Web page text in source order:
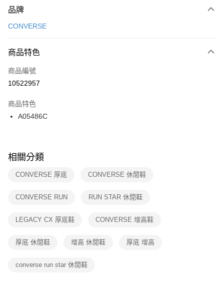
台灣樂天信用卡公司
【關於「AFTEE先享後付」】
便利好安心！
３．安心：先確認商品／服務後，再付款。
【「AFTEE先享後付」結帳流程】
１．於結帳方式選擇「AFTEE先享後付」後，將跳轉至「AFTEE先享後付」
２．訂單成立數日內，您將收到繳費通知簡訊。
３．收到繳費通知簡訊後14天內，點擊此簡訊中的連結，可透過四大超商／
ATM／網路銀行／等多元方式進行付款，方視為交易完成。
※ 交易是否成功請以「AFTEE先享後付 」之結帳頁面顯示為準，若有關於
是否繳費成功／繳費後需取消欲退款等相關疑問，請聯繫「AFTEE先享後付
客戶支援中心」 https://netprotections.freshdesk.com/support/home
１．透過由恩沛科技股份有限公司提供之「AFTEE先享後付」服務完成之交
權轉讓予恩沛科技股份有限公司。
３．未成年的使用者請事先徵得法定代理人或監護人之同意方可使用
任。
運送方式
每筆NT$100，滿NT$1,500(含以上)免運費
宅配
每筆NT$100，滿NT$1,500(含以上)免運費
付款後門市自取
每筆NT$100，滿NT$1,500(含以上)免運費
品牌
CONVERSE
商品特色
商品編號
10522957
商品特色
A05486C
相關分類
CONVERSE 厚底 CONVERSE 休閒鞋
CONVERSE RUN RUN STAR 休閒鞋
LEGACY CX 厚底鞋 CONVERSE 增高鞋
厚底 休閒鞋 增高 休閒鞋 厚底 增高
converse run star 休閒鞋